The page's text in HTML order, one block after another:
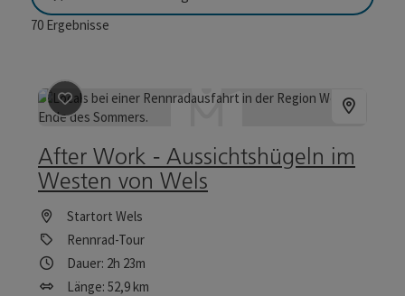
70 Ergebnisse
Beitrag merken : After Work - Aussichtshügeln im
After Work - Aussichtshügeln im
Westen von Wels
Startort Wels
Rennrad-Tour
Dauer: 2h 23m
Länge: 52,9 km